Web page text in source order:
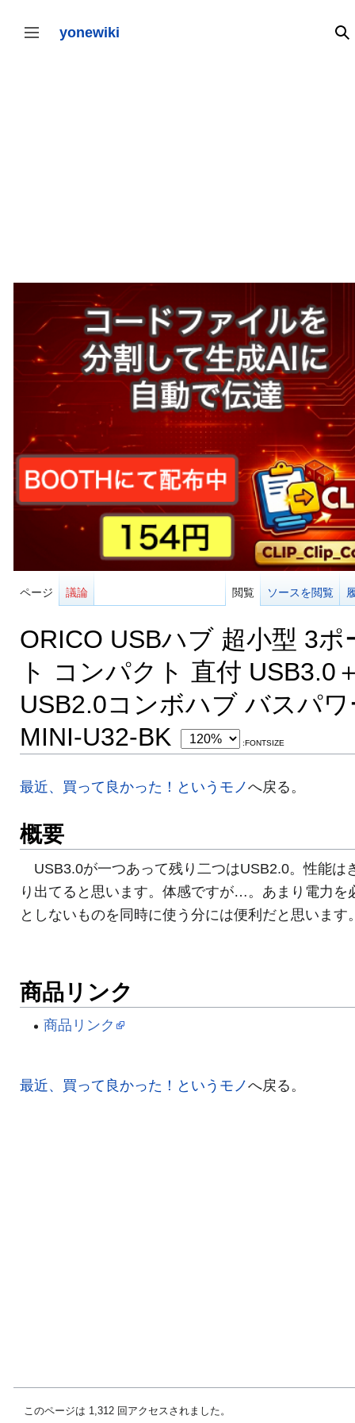
テ
サイドバーの切り替え yonewiki 検
ページ 議論 閲覧 ソースを閲覧
ORICO USBハブ 超小型 3ポ
ト コンパクト 直付 USB3.0
USB2.0コンボハブ バスパワ
MINI-U32-BK
:FONTSIZE
最近、買って良かった！というモノへ戻る。
概要
USB3.0が一つあって残り二つはUSB2.0。性能は
り出てると思います。体感ですが…。あまり電力を
としないものを同時に使う分には便利だと思います
商品リンク
商品リンク
最近、買って良かった！というモノへ戻る。
このページは 1,312 回アクセスされました。